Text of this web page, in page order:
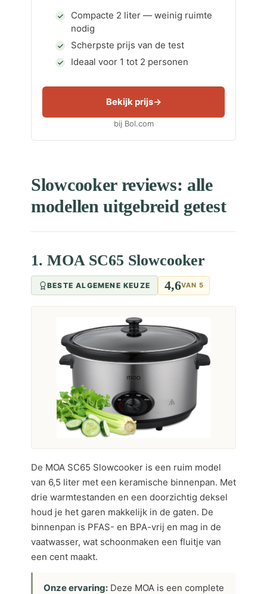
Compacte 2 liter — weinig ruimte
nodig
Scherpste prijs van de test
Ideaal voor 1 tot 2 personen
Bekijk prijs
bij Bol.com
Slowcooker reviews: alle
modellen uitgebreid getest
1. MOA SC65 Slowcooker
BESTE ALGEMENE KEUZE 4,6VAN 5
De MOA SC65 Slowcooker is een ruim model
van 6,5 liter met een keramische binnenpan. Met
drie warmtestanden en een doorzichtig deksel
houd je het garen makkelijk in de gaten. De
binnenpan is PFAS- en BPA-vrij en mag in de
vaatwasser, wat schoonmaken een fluitje van
een cent maakt.
Onze ervaring: Deze MOA is een complete